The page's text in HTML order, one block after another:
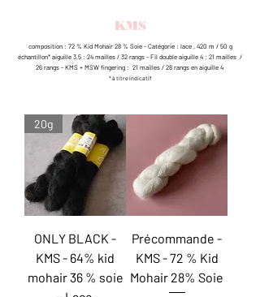
KMS
composition : 72 % Kid Mohair 28 % Soie - Catégorie : lace , 420 m / 50 g
échantillon* aiguille 3,5 : 24 mailles / 32 rangs - Fil double aiguille 4 : 21 mailles /
26 rangs - KMS + MSW fingering : 21 mailles / 28 rangs en aiguille 4
* à titre indicatif
20g
ONLY BLACK -
KMS - 64% kid
mohair 36 % soie
Précommande -
KMS - 72 % Kid
Mohair 28% Soie